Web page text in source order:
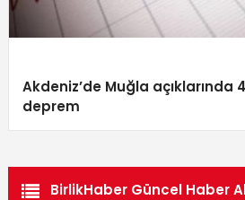
Akdeniz’de Muğla açıklarında
deprem
BirlikHaber Güncel Haber